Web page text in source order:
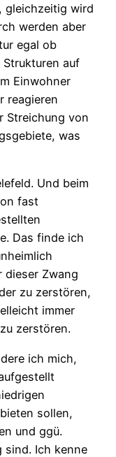
gleichzeitig wird
werden aber
egal ob
auf
Einwohner
reagieren
Streichung von
was
Und beim
fast
Das finde ich
Zwang
zu zerstören,
immer
zerstören.
ich mich,
sollen,
und ggü.
sind. Ich kenne